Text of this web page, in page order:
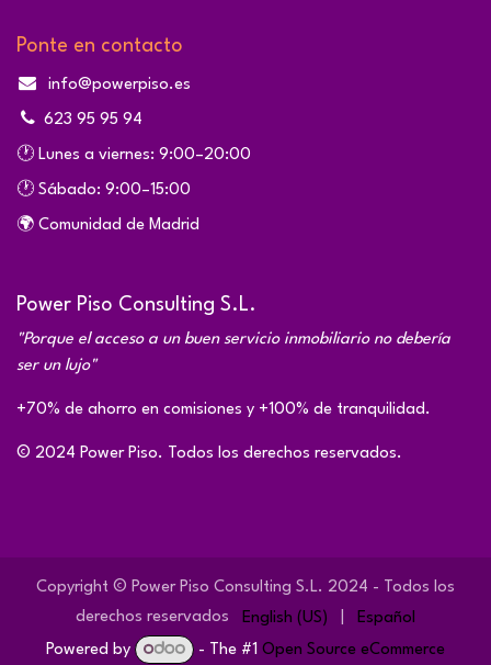
Ponte en contacto
info@powerpiso.es
623 95 95 94
🕐 Lunes a viernes: 9:00–20:00
🕐 Sábado: 9:00–15:00
🌍 Comunidad de Madrid
Power Piso Consulting S.L.
"Porque el acceso a un buen servicio inmobiliario no debería
ser un lujo"
+70% de ahorro en comisiones y +100% de tranquilidad.
© 2024 Power Piso. Todos los derechos reservados.
Copyright © Power Piso Consulting S.L. 2024 - Todos los
derechos reservados
English (US)
Español
Powered by
- The #1Open Source eCommerce